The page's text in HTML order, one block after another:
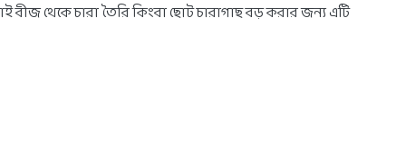
থেকে চারা তৈরি কিংবা ছোট চারাগাছ বড় করার জন্য এটি